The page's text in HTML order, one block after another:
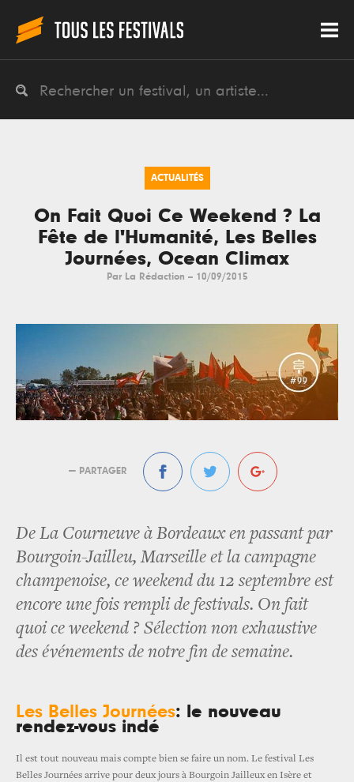
ACTUALITÉS
On Fait Quoi Ce Weekend ? La
Fête de l'Humanité, Les Belles
Journées, Ocean Climax
Par La Rédaction -- 10/09/2015
— PARTAGER
De La Courneuve à Bordeaux en passant par
Bourgoin-Jailleu, Marseille et la campagne
champenoise, ce weekend du 12 septembre est
encore une fois rempli de festivals. On fait
quoi ce weekend ? Sélection non exhaustive
des événements de notre fin de semaine.
Les Belles Journées: le nouveau
rendez-vous indé
Il est tout nouveau mais compte bien se faire un nom. Le festival Les
Belles Journées arrive pour deux jours à Bourgoin Jailleux en Isère et